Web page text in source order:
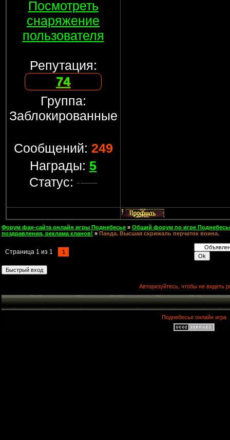
Посмотреть
снаряжение
пользователя
Репутация:
74
Группа:
Заблокированные
Сообщений: 249
Награды: 5
Статус:
Форум фан-сайта онлайн игры Поднебесье » Общий форум по игре
поздравления, реклама кланов! » Панда. Высшая скрижаль перчаток воина.
Страница 1 из 1 1
Авторизуйтесь, чтобы не видеть
Поднебесье онлайн игра